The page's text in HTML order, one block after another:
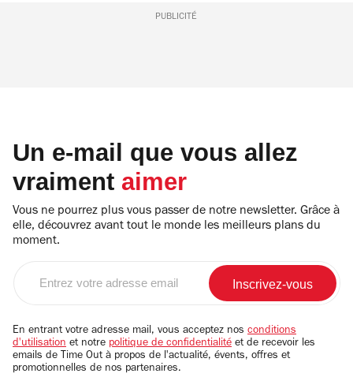
PUBLICITÉ
Un e-mail que vous allez
vraiment aimer
Vous ne pourrez plus vous passer de notre newsletter. Grâce à
elle, découvrez avant tout le monde les meilleurs plans du
moment.
email
En entrant votre adresse mail, vous acceptez nos conditions
d'utilisation et notre politique de confidentialité et de recevoir les
emails de Time Out à propos de l'actualité, évents, offres et
promotionnelles de nos partenaires.